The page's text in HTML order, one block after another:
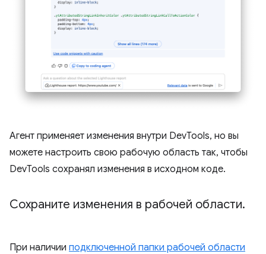
Агент применяет изменения внутри DevTools, но вы
можете настроить свою рабочую область так, чтобы
DevTools сохранял изменения в исходном коде.
Сохраните изменения в рабочей области.
При наличии подключенной папки рабочей области